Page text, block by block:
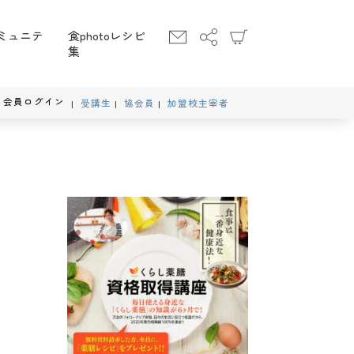
ュニテ
食photoレシピ
集
会員ログイン 受講生 協会員 加盟校主宰者